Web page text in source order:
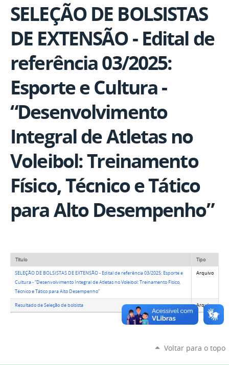
SELEÇÃO DE BOLSISTAS
DE EXTENSÃO - Edital de
referência 03/2025:
Esporte e Cultura -
“Desenvolvimento
Integral de Atletas no
Voleibol: Treinamento
Físico, Técnico e Tático
para Alto Desempenho”
Título Tipo
SELEÇÃO DE BOLSISTAS DE EXTENSÃO - Edital de referência 03/2025: Esporte e
Cultura - “Desenvolvimento Integral de Atletas no Voleibol: Treinamento Físico,
Técnico e Tático para Alto Desempenho”
Arquivo
Resultado de Seleção de bolsista Arquivo
Voltar para o topo